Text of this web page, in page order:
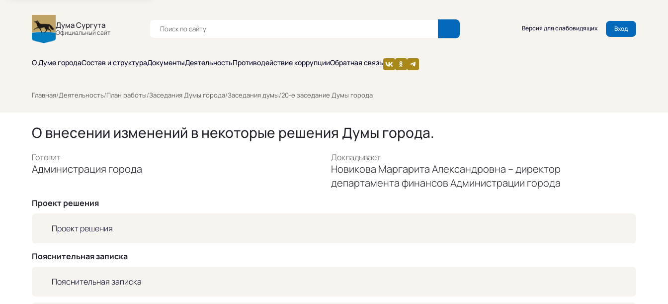
Дума Сургута
Официальный сайт
Версия для слабовидящих Вход
О Думе городаСостав и структураДокументыДеятельностьПротиводействие коррупцииОбратная связь
Главная/Деятельность/План работы/Заседания Думы города/Заседания думы/20-е заседание Думы города
О внесении изменений в некоторые решения Думы города.
Готовит
Администрация города
Докладывает
Новикова Маргарита Александровна – директор
департамента финансов Администрации города
Проект решения
Проект решения
Пояснительная записка
Пояснительная записка